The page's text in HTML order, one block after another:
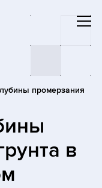
промерзания
в